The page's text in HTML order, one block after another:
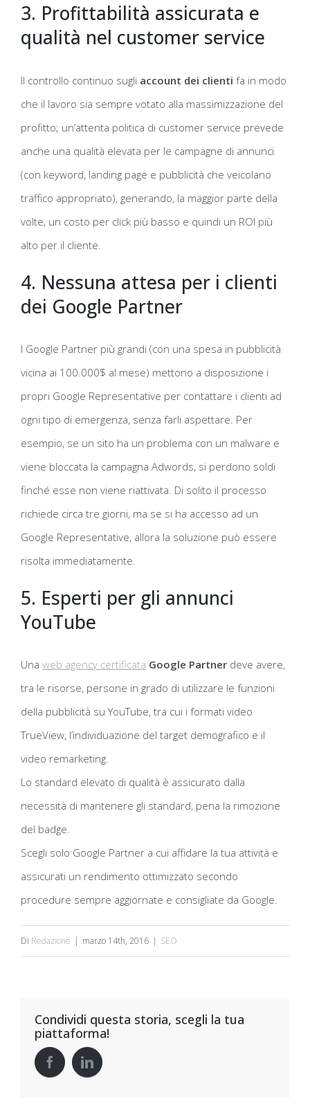
3. Profittabilità assicurata e
qualità nel customer service
Il controllo continuo sugli account dei clienti fa in modo
che il lavoro sia sempre votato alla massimizzazione del
profitto; un’attenta politica di customer service prevede
anche una qualità elevata per le campagne di annunci
(con keyword, landing page e pubblicità che veicolano
traffico appropriato), generando, la maggior parte della
volte, un costo per click più basso e quindi un ROI più
alto per il cliente.
4. Nessuna attesa per i clienti
dei Google Partner
I Google Partner più grandi (con una spesa in pubblicità
vicina ai 100.000$ al mese) mettono a disposizione i
propri Google Representative per contattare i clienti ad
ogni tipo di emergenza, senza farli aspettare. Per
esempio, se un sito ha un problema con un malware e
viene bloccata la campagna Adwords, si perdono soldi
finché esse non viene riattivata. Di solito il processo
richiede circa tre giorni, ma se si ha accesso ad un
Google Representative, allora la soluzione può essere
risolta immediatamente.
5. Esperti per gli annunci
YouTube
Una web agency certificata Google Partner deve avere,
tra le risorse, persone in grado di utilizzare le funzioni
della pubblicità su YouTube, tra cui i formati video
TrueView, l’individuazione del target demografico e il
video remarketing.
Lo standard elevato di qualità è assicurato dalla
necessità di mantenere gli standard, pena la rimozione
del badge.
Scegli solo Google Partner a cui affidare la tua attività e
assicurati un rendimento ottimizzato secondo
procedure sempre aggiornate e consigliate da Google.
Di Redazione marzo 14th, 2016 SEO
Condividi questa storia, scegli la tua
piattaforma!